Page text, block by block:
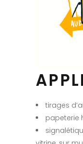
tirages
papeterie